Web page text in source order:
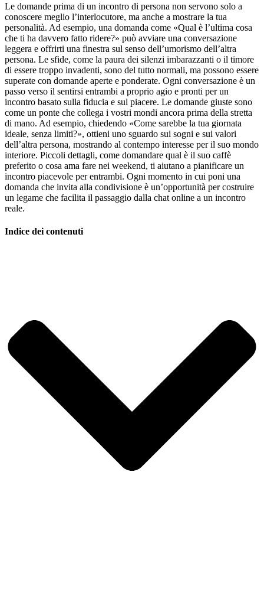
Le domande prima di un incontro di persona non servono solo a
conoscere meglio l’interlocutore, ma anche a mostrare la tua
personalità. Ad esempio, una domanda come «Qual è l’ultima cosa
che ti ha davvero fatto ridere?» può avviare una conversazione
leggera e offrirti una finestra sul senso dell’umorismo dell’altra
persona. Le sfide, come la paura dei silenzi imbarazzanti o il timore
di essere troppo invadenti, sono del tutto normali, ma possono essere
superate con domande aperte e ponderate. Ogni conversazione è un
passo verso il sentirsi entrambi a proprio agio e pronti per un
incontro basato sulla fiducia e sul piacere. Le domande giuste sono
come un ponte che collega i vostri mondi ancora prima della stretta
di mano. Ad esempio, chiedendo «Come sarebbe la tua giornata
ideale, senza limiti?», ottieni uno sguardo sui sogni e sui valori
dell’altra persona, mostrando al contempo interesse per il suo mondo
interiore. Piccoli dettagli, come domandare qual è il suo caffè
preferito o cosa ama fare nei weekend, ti aiutano a pianificare un
incontro piacevole per entrambi. Ogni momento in cui poni una
domanda che invita alla condivisione è un’opportunità per costruire
un legame che facilita il passaggio dalla chat online a un incontro
reale.
Indice dei contenuti